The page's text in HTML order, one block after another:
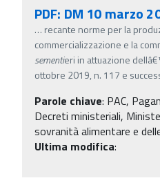
PDF: DM 10 marzo
… recante norme per la
commercializzazione e la
sementieri in attuazione
ottobre 2019, n. 117 e
Parole chiave: PAC,
Decreti ministeriali,
sovranità alimentare e
Ultima modifica: